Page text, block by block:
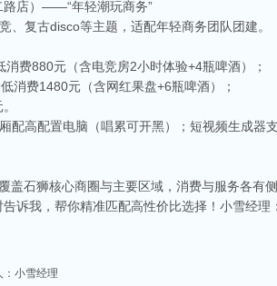
路店）——“年轻潮玩商务”
、复古disco等主题，适配年轻商务团队团建。
消费880元（含电竞房2小时体验+4瓶啤酒）；
消费1480元（含网红果盘+6瓶啤酒）；
配高配置电脑（唱累可开黑）；短视频生成器
盖石狮核心商圈与主要区域，消费与服务各有
告诉我，帮你精准匹配高性价比选择！小雪经理
：小雪经理